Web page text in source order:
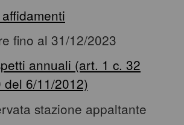
fino al 31/12/2023
annuali (art. 1 c. 32
del 6/11/2012)
stazione appaltante